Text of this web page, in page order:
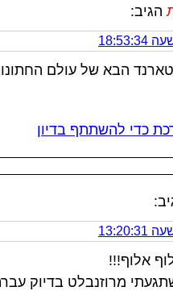
הגיב:
הבא של עולם
כדי להשתתף בדיון
אלוף!!!
מרוזנבלט בדיוק